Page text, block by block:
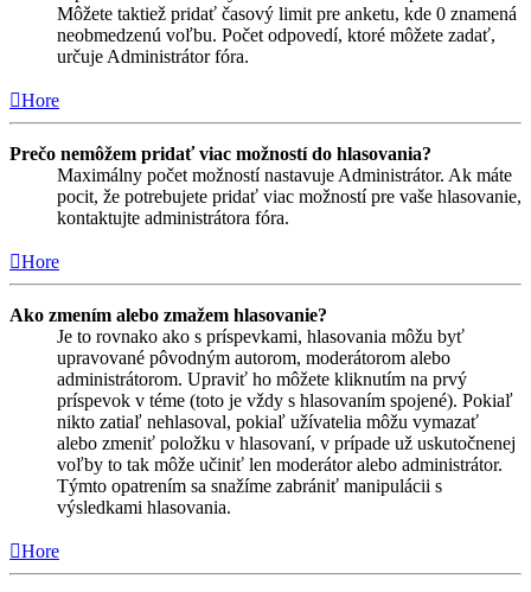
Môžete taktiež pridať časový limit pre anketu, kde 0 znamená
neobmedzenú voľbu. Počet odpovedí, ktoré môžete zadať,
určuje Administrátor fóra.
Hore
Prečo nemôžem pridať viac možností do hlasovania?
Maximálny počet možností nastavuje Administrátor. Ak máte
pocit, že potrebujete pridať viac možností pre vaše hlasovanie,
kontaktujte administrátora fóra.
Hore
Ako zmením alebo zmažem hlasovanie?
Je to rovnako ako s príspevkami, hlasovania môžu byť
upravované pôvodným autorom, moderátorom alebo
administrátorom. Upraviť ho môžete kliknutím na prvý
príspevok v téme (toto je vždy s hlasovaním spojené). Pokiaľ
nikto zatiaľ nehlasoval, pokiaľ užívatelia môžu vymazať
alebo zmeniť položku v hlasovaní, v prípade už uskutočnenej
voľby to tak môže učiniť len moderátor alebo administrátor.
Týmto opatrením sa snažíme zabrániť manipulácii s
výsledkami hlasovania.
Hore